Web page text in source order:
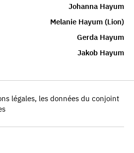
Johanna Hayum
Melanie Hayum (Lion)
Gerda Hayum
Jakob Hayum
légales, les données du conjoint